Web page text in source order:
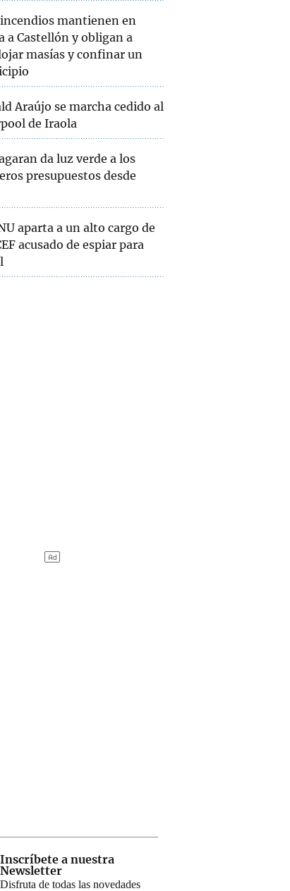
mantienen en
a Castellón y obligan a
masías y confinar un
Araújo se marcha cedido al
de Iraola
da luz verde a los
presupuestos desde
aparta a un alto cargo de
acusado de espiar para
Inscríbete a nuestra
Newsletter
Disfruta de todas las novedades